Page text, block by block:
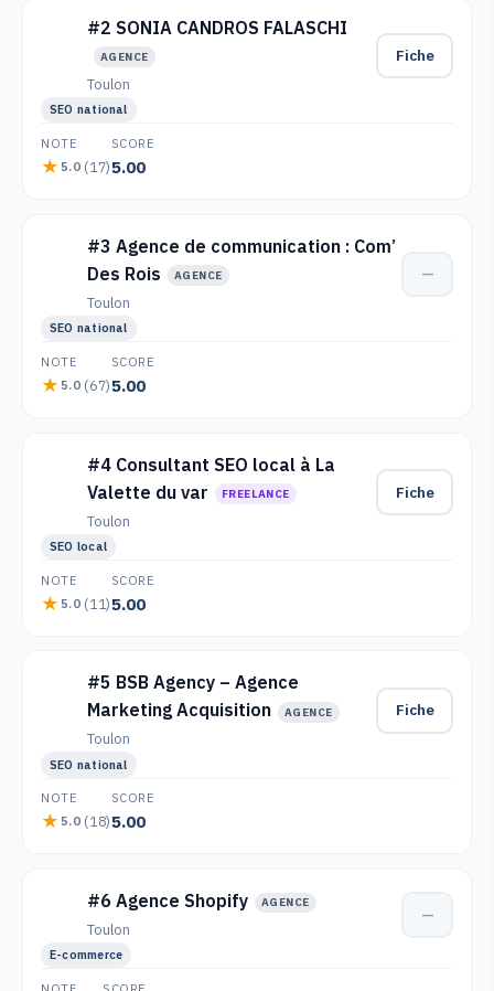
#2 SONIA CANDROS FALASCHI
AGENCE
Toulon
Fiche
SEO national
NOTE
5.0 (17)
SCORE
5.00
#3 Agence de communication : Com’
Des Rois
AGENCE
Toulon
—
SEO national
NOTE
5.0 (67)
SCORE
5.00
#4 Consultant SEO local à La
Valette du var
FREELANCE
Toulon
Fiche
SEO local
NOTE
5.0 (11)
SCORE
5.00
#5 BSB Agency – Agence
Marketing Acquisition
AGENCE
Toulon
Fiche
SEO national
NOTE
5.0 (18)
SCORE
5.00
#6 Agence Shopify AGENCE
Toulon
—
E-commerce